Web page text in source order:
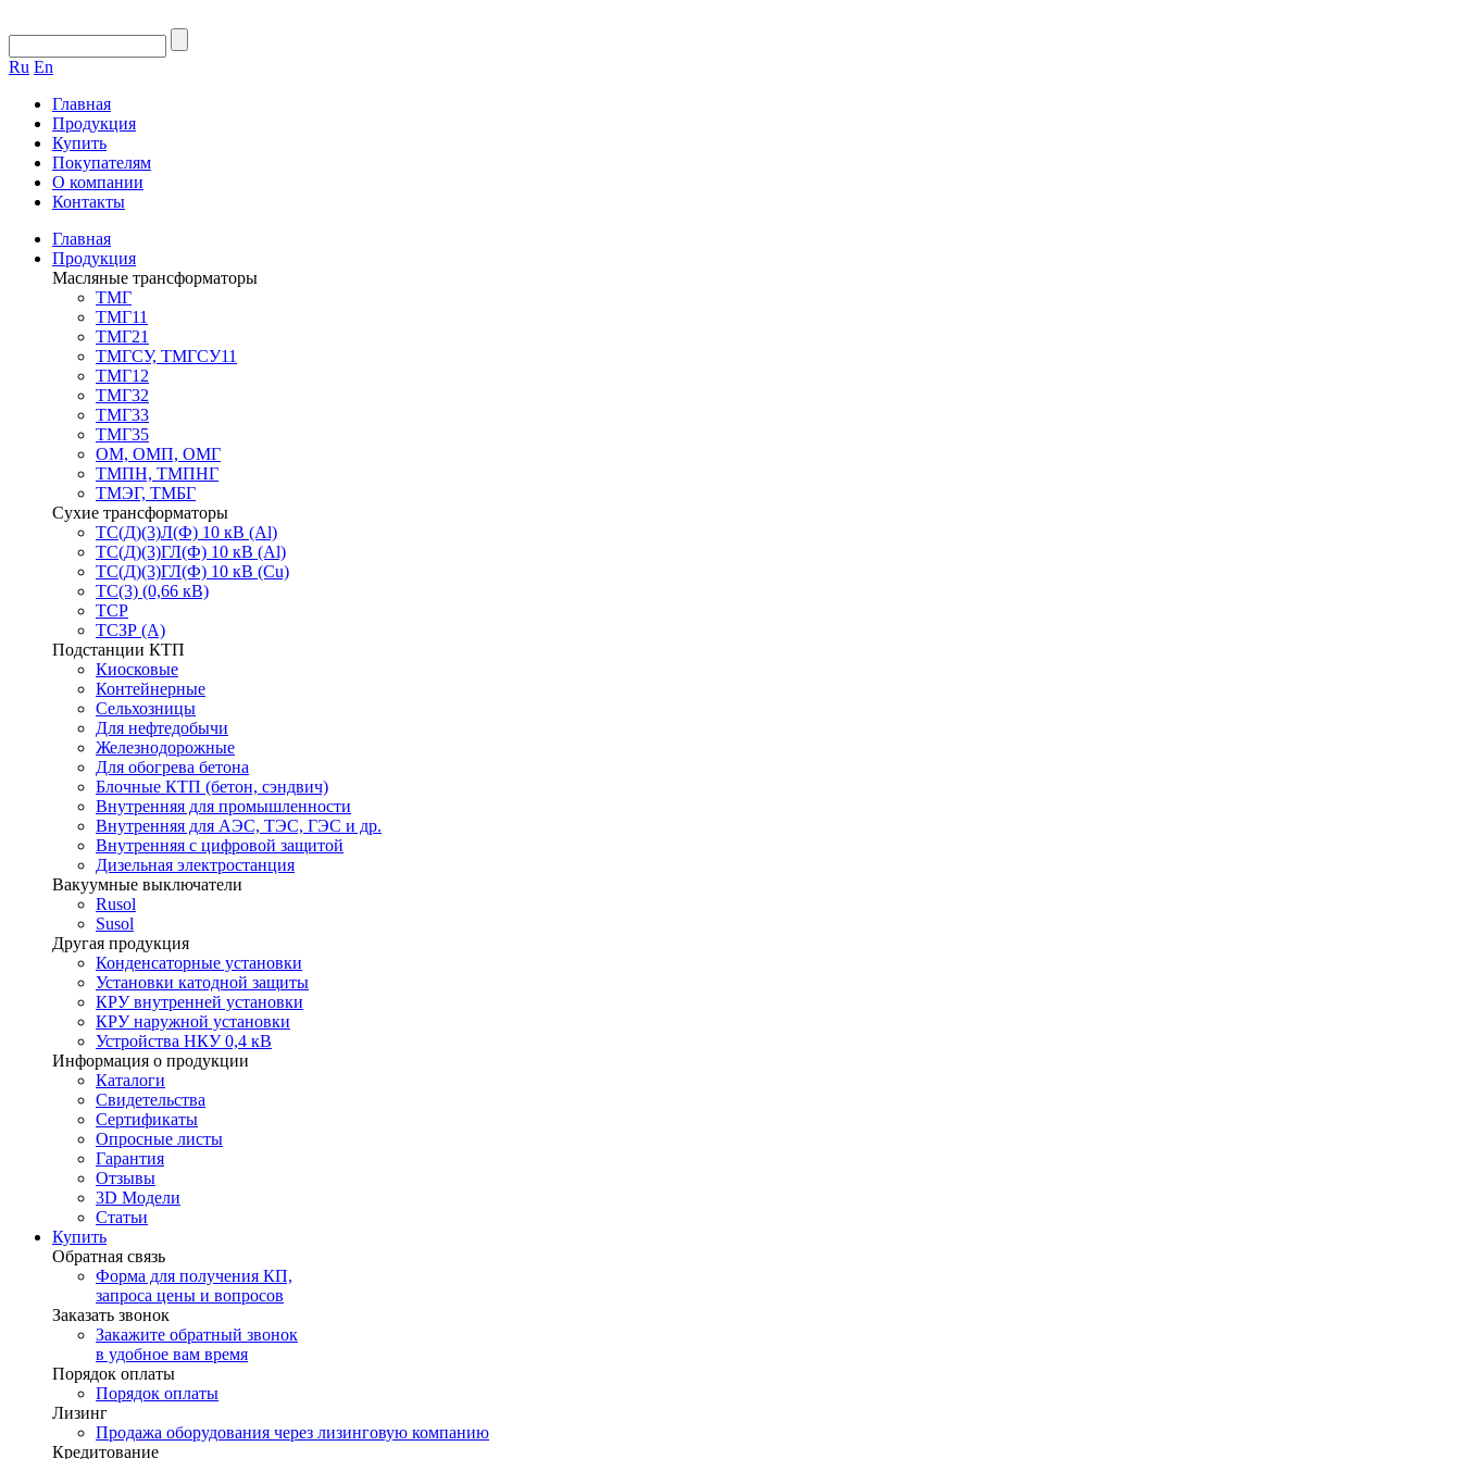
Ru En
Главная
Продукция
Купить
Покупателям
О компании
Контакты
Главная
Продукция
Масляные трансформаторы
ТМГ
ТМГ11
ТМГ21
ТМГСУ, ТМГСУ11
ТМГ12
ТМГ32
ТМГ33
ТМГ35
ОМ, ОМП, ОМГ
ТМПН, ТМПНГ
ТМЭГ, ТМБГ
Сухие трансформаторы
ТС(Д)(3)Л(Ф) 10 кВ (Al)
ТС(Д)(3)ГЛ(Ф) 10 кВ (Al)
ТС(Д)(3)ГЛ(Ф) 10 кВ (Cu)
ТС(3) (0,66 кВ)
ТСР
ТСЗР (А)
Подстанции КТП
Киосковые
Контейнерные
Сельхозницы
Для нефтедобычи
Железнодорожные
Для обогрева бетона
Блочные КТП (бетон, сэндвич)
Внутренняя для промышленности
Внутренняя для АЭС, ТЭС, ГЭС и др.
Внутренняя с цифровой защитой
Дизельная электростанция
Вакуумные выключатели
Rusol
Susol
Другая продукция
Конденсаторные установки
Установки катодной защиты
КРУ внутренней установки
КРУ наружной установки
Устройства НКУ 0,4 кВ
Информация о продукции
Каталоги
Свидетельства
Сертификаты
Опросные листы
Гарантия
Отзывы
3D Модели
Статьи
Купить
Обратная связь
Форма для получения КП,
запроса цены и вопросов
Заказать звонок
Закажите обратный звонок
в удобное вам время
Порядок оплаты
Порядок оплаты
Лизинг
Продажа оборудования через лизинговую компанию
Кредитование